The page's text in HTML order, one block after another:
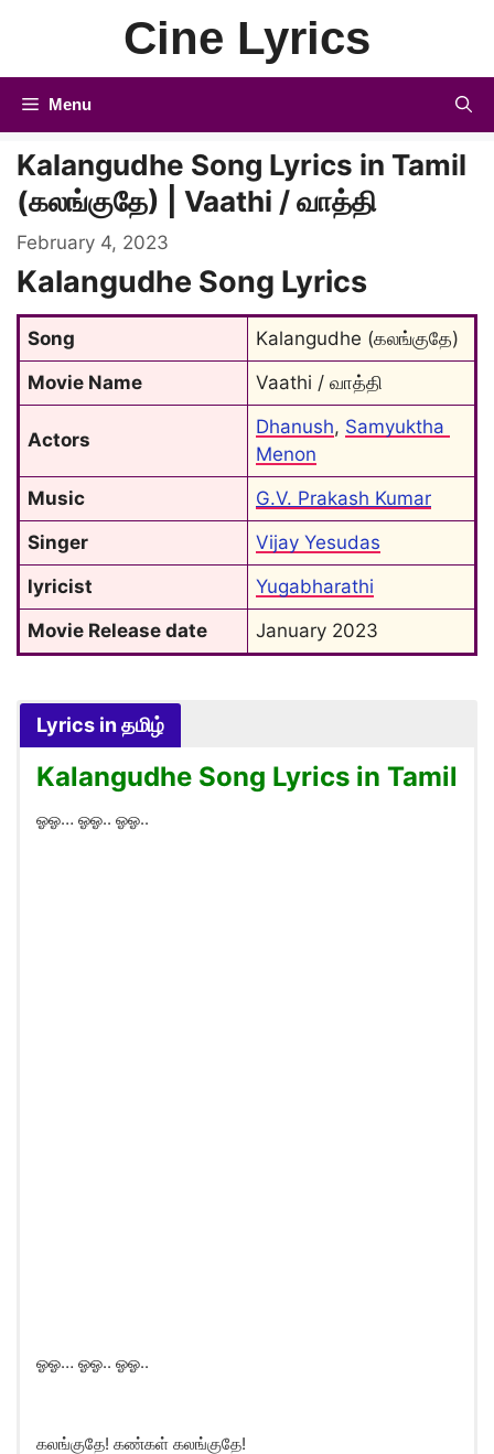
Cine Lyrics
Menu
Kalangudhe Song Lyrics in Tamil
(கலங்குதே) | Vaathi / வாத்தி
February 4, 2023
Kalangudhe Song Lyrics
Song
Kalangudhe (கலங்குதே)
Movie Name
Vaathi / வாத்தி
Actors
Dhanush, Samyuktha
Menon
Music
G.V. Prakash Kumar
Singer
Vijay Yesudas
lyricist
Yugabharathi
Movie Release date
January 2023
Lyrics in தமிழ்
Kalangudhe Song Lyrics in Tamil
ஓஓ… ஓஓ.. ஓஓ..
ஓஓ… ஓஓ.. ஓஓ..
கலங்குதே! கண்கள் கலங்குதே!